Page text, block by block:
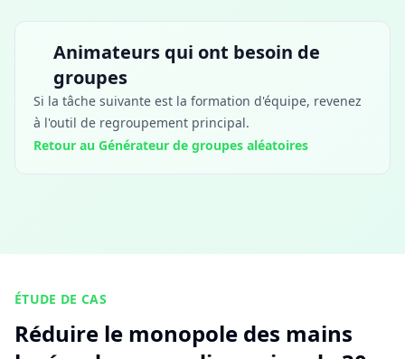
Animateurs qui ont besoin de
groupes
Si la tâche suivante est la formation d'équipe, revenez
à l'outil de regroupement principal.
Retour au Générateur de groupes aléatoires
ÉTUDE DE CAS
Réduire le monopole des mains